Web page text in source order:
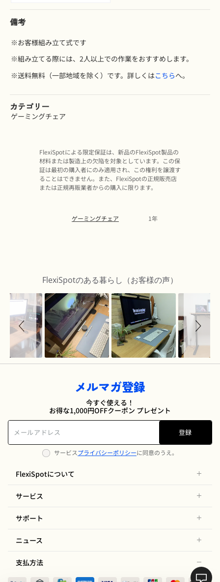
備考
※お客様組み立て式です
※組み立てる際には、2人以上での作業をおすすめします。
※送料無料（一部地域を除く）です。詳しくはこちらへ。
カテゴリー
ゲーミングチェア
FlexiSpotによる限定保証は、新品のFlexiSpot製品の
材料または製造上の欠陥を対象としています。この保
証は最初の購入者にのみ適用され、この権利を譲渡す
ることはできません。また、FlexiSpotの正規販売店
または正規再販業者からの購入に限ります。
ゲーミングチェア 1年
FlexiSpotのある暮らし（お客様の声）
メルマガ登録
今すぐ使える！
お得な1,000円OFFクーポン プレゼント
登録
サービスプライバシーポリシーに同意のうえ。
FlexiSpotについて
サービス
サポート
ニュース
支払方法